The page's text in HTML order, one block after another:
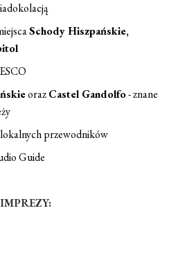
Schody Hiszpańskie,
orazCastel Gandolfo- znane
przewodników
Guide